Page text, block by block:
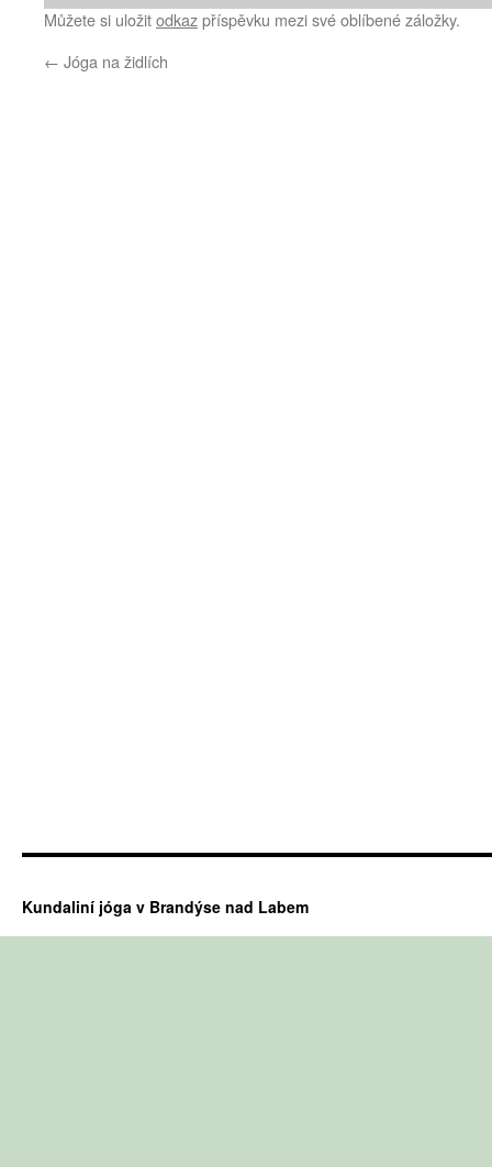
Můžete si uložitodkazpříspěvku mezi své oblíbené záložky.
← Jóga na židlích
Kundaliní jóga v Brandýse nad Labem